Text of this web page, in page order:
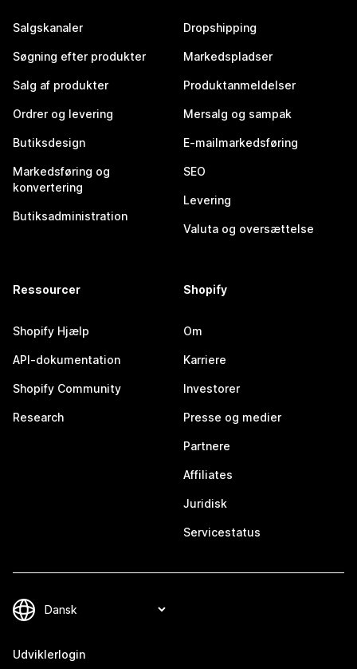
Salgskanaler
Søgning efter produkter
Salg af produkter
Ordrer og levering
Butiksdesign
Markedsføring og
konvertering
Butiksadministration
Dropshipping
Markedspladser
Produktanmeldelser
Mersalg og sampak
E-mailmarkedsføring
SEO
Levering
Valuta og oversættelse
Ressourcer
Shopify Hjælp
API-dokumentation
Shopify Community
Research
Shopify
Om
Karriere
Investorer
Presse og medier
Partnere
Affiliates
Juridisk
Servicestatus
Udviklerlogin